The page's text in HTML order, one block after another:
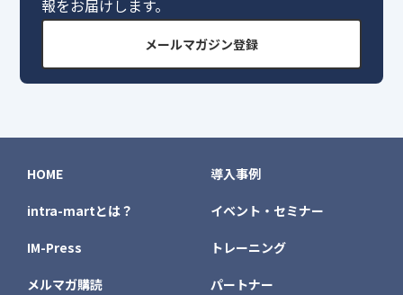
報をお届けします。
メールマガジン登録
HOME
intra-martとは？
IM-Press
メルマガ購読
導入事例
イベント・セミナー
トレーニング
パートナー